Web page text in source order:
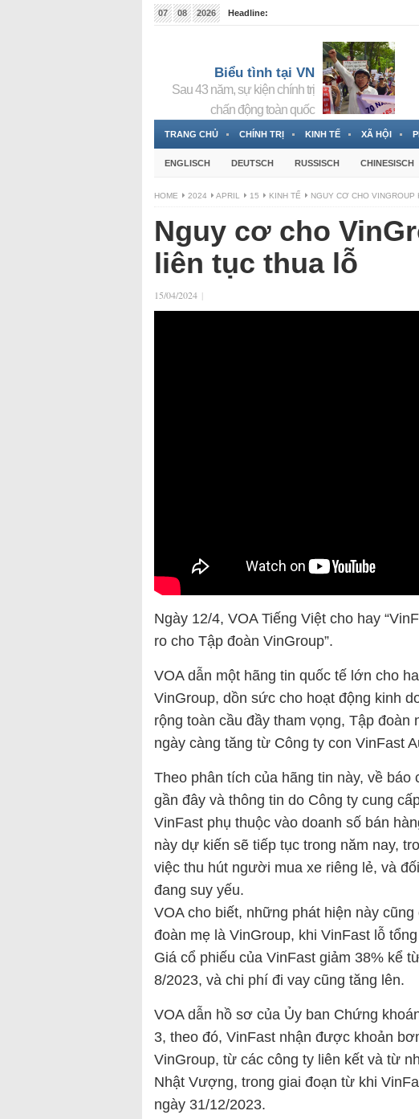
07 08 2026
Headline:
Biểu tình tại VN
Sau 43 năm, sự kiện chính trị
chấn động toàn quốc
TRANG CHỦ CHÍNH TRỊ KINH TẾ XÃ HỘI
ENGLISCH DEUTSCH RUSSISCH CHINESISCH
HOME 2024 APRIL 15 KINH TẾ NGUY CƠ CHO VINGROUP
Nguy cơ cho
liên tục thua lỗ
15/04/2024 |
Ngày 12/4, VOA Tiếng Việt cho hay
ro cho Tập đoàn VinGroup”.
VOA dẫn một hãng tin quốc tế lớn cho
VinGroup, dồn sức cho hoạt động kinh
rộng toàn cầu đầy tham vọng, Tập
ngày càng tăng từ Công ty con VinFast
Theo phân tích của hãng tin này, về
gần đây và thông tin do Công ty cung
VinFast phụ thuộc vào doanh số bán
này dự kiến sẽ tiếp tục trong năm nay,
việc thu hút người mua xe riêng lẻ, và
đang suy yếu.
VOA cho biết, những phát hiện này
đoàn mẹ là VinGroup, khi VinFast lỗ
Giá cổ phiếu của VinFast giảm 38% kể
8/2023, và chi phí đi vay cũng tăng lên.
VOA dẫn hồ sơ của Ủy ban Chứng
3, theo đó, VinFast nhận được khoản
VinGroup, từ các công ty liên kết và từ
Nhật Vượng, trong giai đoạn từ khi
ngày 31/12/2023.